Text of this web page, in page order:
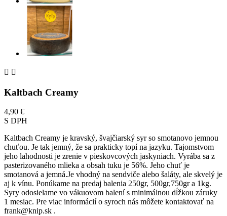
 
Kaltbach Creamy
4,90 €
S DPH
Kaltbach Creamy je kravský, švajčiarský syr so smotanovo jemnou
chuťou. Je tak jemný, že sa prakticky topí na jazyku. Tajomstvom
jeho lahodnosti je zrenie v pieskovcových jaskyniach. Vyrába sa z
pasterizovaného mlieka a obsah tuku je 56%. Jeho chuť je
smotanová a jemná.Je vhodný na sendviče alebo šaláty, ale skvelý je
aj k vínu. Ponúkame na predaj balenia 250gr, 500gr,750gr a 1kg.
Syry odosielame vo vákuovom balení s minimálnou dĺžkou záruky
1 mesiac. Pre viac informácií o syroch nás môžete kontaktovať na
frank@knip.sk .